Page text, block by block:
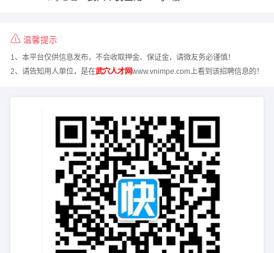
温馨提示
1、本平台仅供信息发布，不会收取押金、保证金，请微友务必谨慎！
2、请告知用人单位，是在武穴人才网www.vnimpe.com上看到该招聘信息的！